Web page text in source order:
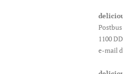
1100
e-mail